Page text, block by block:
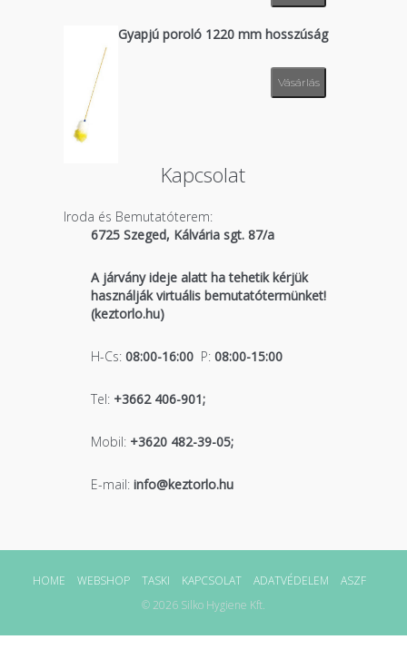
Gyapjú poroló 1220 mm hosszúság
Vásárlás
Kapcsolat
Iroda és Bemutatóterem:
6725 Szeged, Kálvária sgt. 87/a
A járvány ideje alatt ha tehetik kérjük
használják virtuális bemutatótermünket!
(keztorlo.hu)
H-Cs:08:00-16:00 P:08:00-15:00
Tel:+3662 406-901;
Mobil:+3620 482-39-05;
E-mail:info@keztorlo.hu
HOME WEBSHOP TASKI KAPCSOLAT ADATVÉDELEM
ASZF
© 2026 Silko Hygiene Kft.